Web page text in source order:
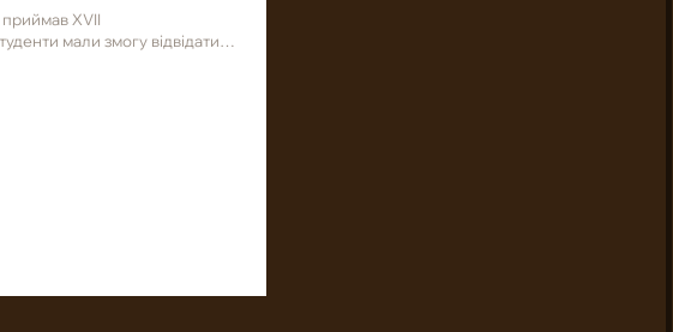
XVII
мали змогу відвідати